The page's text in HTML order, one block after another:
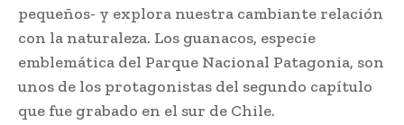
pequeños- y explora nuestra cambiante relación
con la naturaleza. Los guanacos, especie
emblemática del Parque Nacional Patagonia, son
unos de los protagonistas del segundo capítulo
que fue grabado en el sur de Chile.